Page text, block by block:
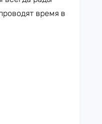
время в